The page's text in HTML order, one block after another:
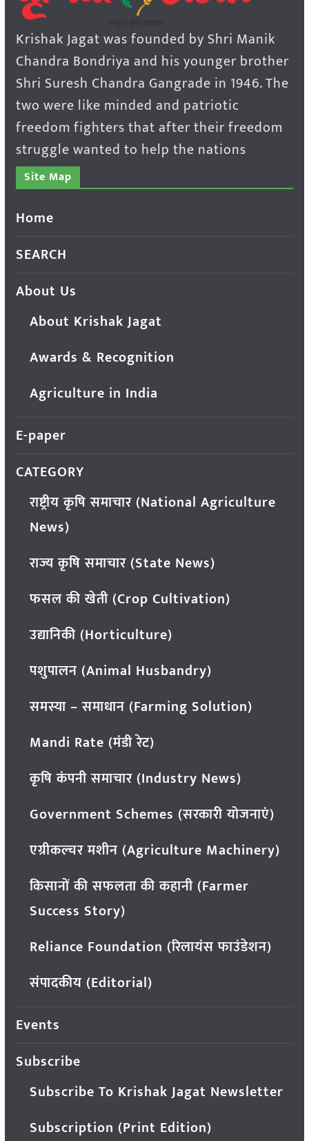
Krishak Jagat was founded by Shri Manik
Chandra Bondriya and his younger brother
Shri Suresh Chandra Gangrade in 1946. The
two were like minded and patriotic
freedom fighters that after their freedom
struggle wanted to help the nations
Site Map
Home
SEARCH
About Us
About Krishak Jagat
Awards & Recognition
Agriculture in India
E-paper
CATEGORY
राष्ट्रीय कृषि समाचार (National Agriculture
News)
राज्य कृषि समाचार (State News)
फसल की खेती (Crop Cultivation)
उद्यानिकी (Horticulture)
पशुपालन (Animal Husbandry)
समस्या – समाधान (Farming Solution)
Mandi Rate (मंडी रेट)
कृषि कंपनी समाचार (Industry News)
Government Schemes (सरकारी योजनाएं)
एग्रीकल्चर मशीन (Agriculture Machinery)
किसानों की सफलता की कहानी (Farmer
Success Story)
Reliance Foundation (रिलायंस फाउंडेशन)
संपादकीय (Editorial)
Events
Subscribe
Subscribe To Krishak Jagat Newsletter
Subscription (Print Edition)